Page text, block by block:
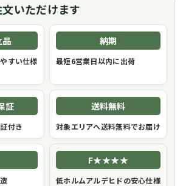
いただけます
品
すい仕様
納期
最短6営業日以内に出荷
証
付き
送料無料
対象エリアへ送料無料でお届け
F★★★★
低ホルムアルデヒドの安心仕様